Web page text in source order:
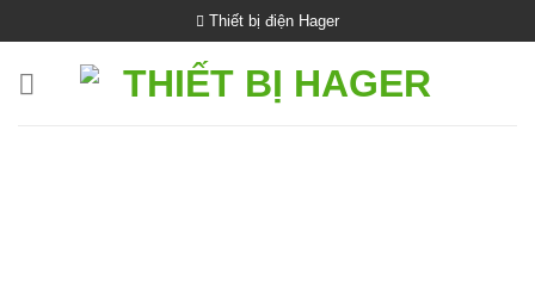
qua
nội
Thiết bị điện Hager